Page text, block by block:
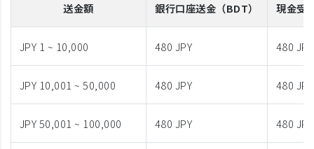
送金額 銀行口座送金 （BDT） 現金受
JPY 1 ~ 10,000 480 JPY 480 JPY
JPY 10,001 ~ 50,000 480 JPY 480 JPY
JPY 50,001 ~ 100,000 480 JPY 480 JPY